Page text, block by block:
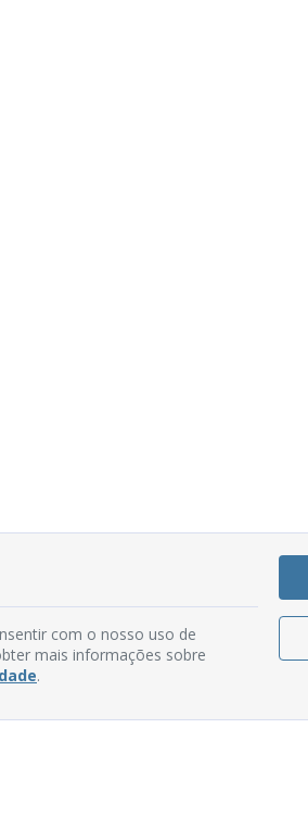
com o nosso uso de
mais informações sobre
.